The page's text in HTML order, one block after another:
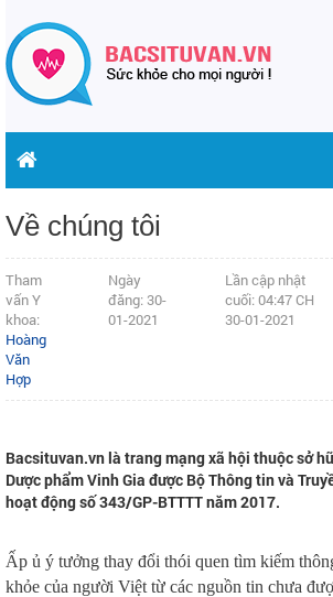
Về chúng tôi
Tham
vấn Y
khoa:
Hoàng
Văn
Hợp
Ngày
đăng: 30-
01-2021
Lần cập nhật
cuối: 04:47 CH
30-01-2021
Bacsituvan.vn là trang mạng xã hội thuộc sở
Dược phẩm Vinh Gia được Bộ Thông tin và
hoạt động số 343/GP-BTTTT năm 2017.
Ấp ủ ý tưởng thay đổi thói quen tìm kiếm
khỏe của người Việt từ các nguồn tin chưa